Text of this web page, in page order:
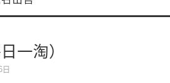
一淘）